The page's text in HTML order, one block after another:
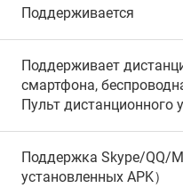
Поддерживается
Поддерживает
смартфона,
Пульт дистанционного
Поддержка Skype/QQ/
установленных APK）